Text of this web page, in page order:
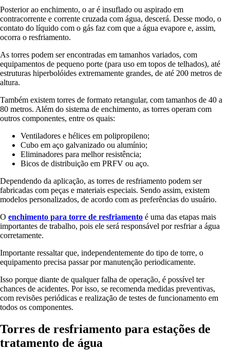
Posterior ao enchimento, o ar é insuflado ou aspirado em
contracorrente e corrente cruzada com água, descerá. Desse modo, o
contato do líquido com o gás faz com que a água evapore e, assim,
ocorra o resfriamento.
As torres podem ser encontradas em tamanhos variados, com
equipamentos de pequeno porte (para uso em topos de telhados), até
estruturas hiperbolóides extremamente grandes, de até 200 metros de
altura.
Também existem torres de formato retangular, com tamanhos de 40 a
80 metros. Além do sistema de enchimento, as torres operam com
outros componentes, entre os quais:
Ventiladores e hélices em polipropileno;
Cubo em aço galvanizado ou alumínio;
Eliminadores para melhor resistência;
Bicos de distribuição em PRFV ou aço.
Dependendo da aplicação, as torres de resfriamento podem ser
fabricadas com peças e materiais especiais. Sendo assim, existem
modelos personalizados, de acordo com as preferências do usuário.
O enchimento para torre de resfriamento é uma das etapas mais
importantes de trabalho, pois ele será responsável por resfriar a água
corretamente.
Importante ressaltar que, independentemente do tipo de torre, o
equipamento precisa passar por manutenção periodicamente.
Isso porque diante de qualquer falha de operação, é possível ter
chances de acidentes. Por isso, se recomenda medidas preventivas,
com revisões periódicas e realização de testes de funcionamento em
todos os componentes.
Torres de resfriamento para estações de
tratamento de água